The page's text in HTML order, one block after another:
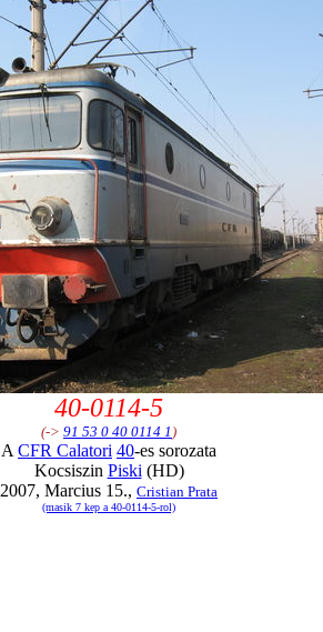
40-0114-5
(-> 91 53 0 40 0114 1 )
A CFR Calatori 40-es sorozata
Kocsiszin Piski (HD)
2007, Marcius 15., Cristian Prata
(masik 7 kep a 40-0114-5-rol)